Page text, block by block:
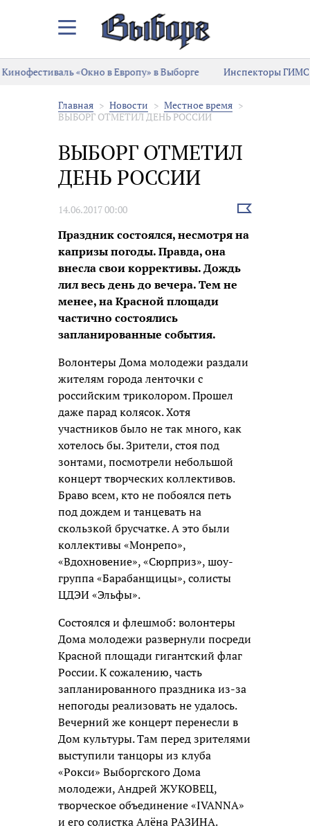
Закрыть/
меню
Кинофестиваль «Окно в Европу» в Выборге
Инспекторы ГИМС
Главная Новости
Местное время
ВЫБОРГ ОТМЕТИЛ ДЕНЬ РОССИИ
ВЫБОРГ ОТМЕТИЛ
ДЕНЬ РОССИИ
14.06.2017 00:00
Выбрать
Праздник состоялся, несмотря на
капризы погоды. Правда, она
внесла свои коррективы. Дождь
лил весь день до вечера. Тем не
менее, на Красной площади
частично состоялись
запланированные события.
Волонтеры Дома молодежи раздали
жителям города ленточки с
российским триколором. Прошел
даже парад колясок. Хотя
участников было не так много, как
хотелось бы. Зрители, стоя под
зонтами, посмотрели небольшой
концерт творческих коллективов.
Браво всем, кто не побоялся петь
под дождем и танцевать на
скользкой брусчатке. А это были
коллективы «Монрепо»,
«Вдохновение», «Сюрприз», шоу-
группа «Барабанщицы», солисты
ЦДЭИ «Эльфы».
Состоялся и флешмоб: волонтеры
Дома молодежи развернули посреди
Красной площади гигантский флаг
России. К сожалению, часть
запланированного праздника из-за
непогоды реализовать не удалось.
Вечерний же концерт перенесли в
Дом культуры. Там перед зрителями
выступили танцоры из клуба
«Рокси» Выборгского Дома
молодежи, Андрей ЖУКОВЕЦ,
творческое объединение «IVANNA»
и его солистка Алёна РАЗИНА.